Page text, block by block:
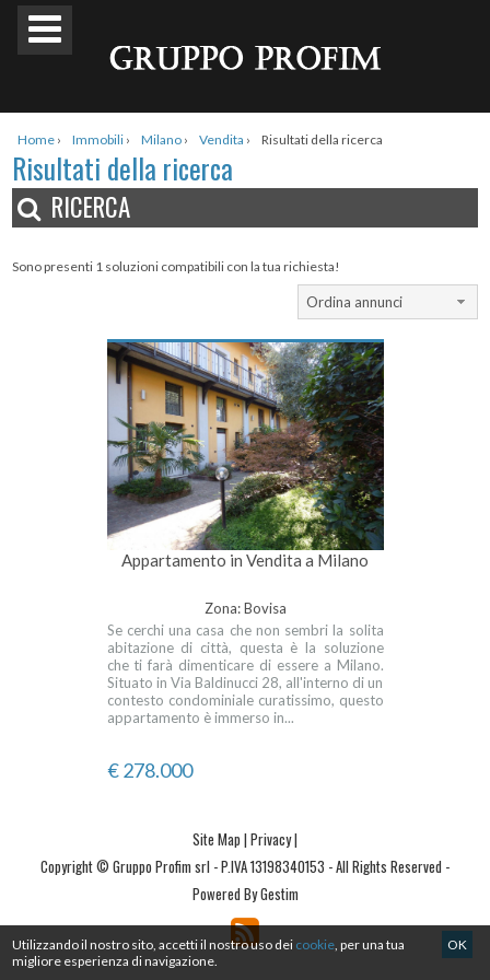
Utilizzando il nostro sito, accetti il nostro uso dei cookie, per una tua
migliore esperienza di navigazione.
OK
Home › Immobili › Milano › Vendita › Risultati della ricerca
Risultati della ricerca
RICERCA
Sono presenti 1 soluzioni compatibili con la tua richiesta!
Ordina annunci
Appartamento in Vendita a Milano
Zona: Bovisa
Se cerchi una casa che non sembri la solita
abitazione di città, questa è la soluzione
che ti farà dimenticare di essere a Milano.
Situato in Via Baldinucci 28, all'interno di un
contesto condominiale curatissimo, questo
appartamento è immerso in...
€ 278.000
Site Map | Privacy|
Copyright © Gruppo Profim srl - P.IVA 13198340153 - All Rights Reserved -
Powered By Gestim